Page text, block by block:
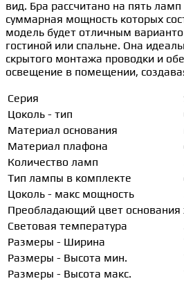
вид. Бра рассчитано на пять
суммарная мощность которых
модель будет отличным
гостиной или спальне. Она
скрытого монтажа проводки и
освещение в помещении,
Серия
Цоколь - тип
Материал основания
Материал плафона
Количество ламп
Тип лампы в комплекте
Цоколь - макс мощность
Преобладающий цвет основания
Световая температура
Размеры - Ширина
Размеры - Высота мин.
Размеры - Высота макс.